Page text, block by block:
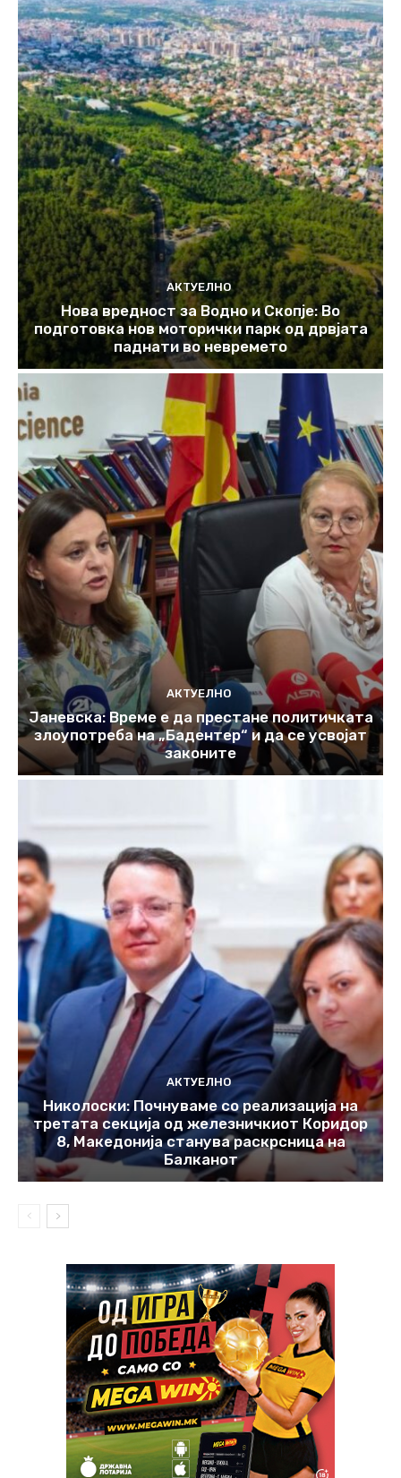
АКТУЕЛНО
Нова вредност за Водно и Скопје: Во
подготовка нов моторички парк од дрвјата
паднати во невремето
АКТУЕЛНО
Јаневска: Време е да престане политичката
злоупотреба на „Бадентер“ и да се усвојат
законите
АКТУЕЛНО
Николоски: Почнуваме со реализација на
третата секција од железничкиот Коридор
8, Македонија станува раскрсница на
Балканот